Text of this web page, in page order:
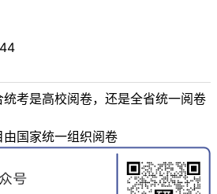
考是高校阅卷，还是全省统一阅卷
国家统一组织阅卷